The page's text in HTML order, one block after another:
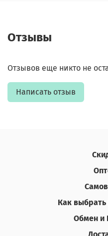
Отзывы
Отзывов еще никто не
Написать отзыв
Как выбрать
Обмен и